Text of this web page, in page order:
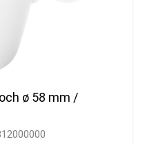
ø 58 mm /